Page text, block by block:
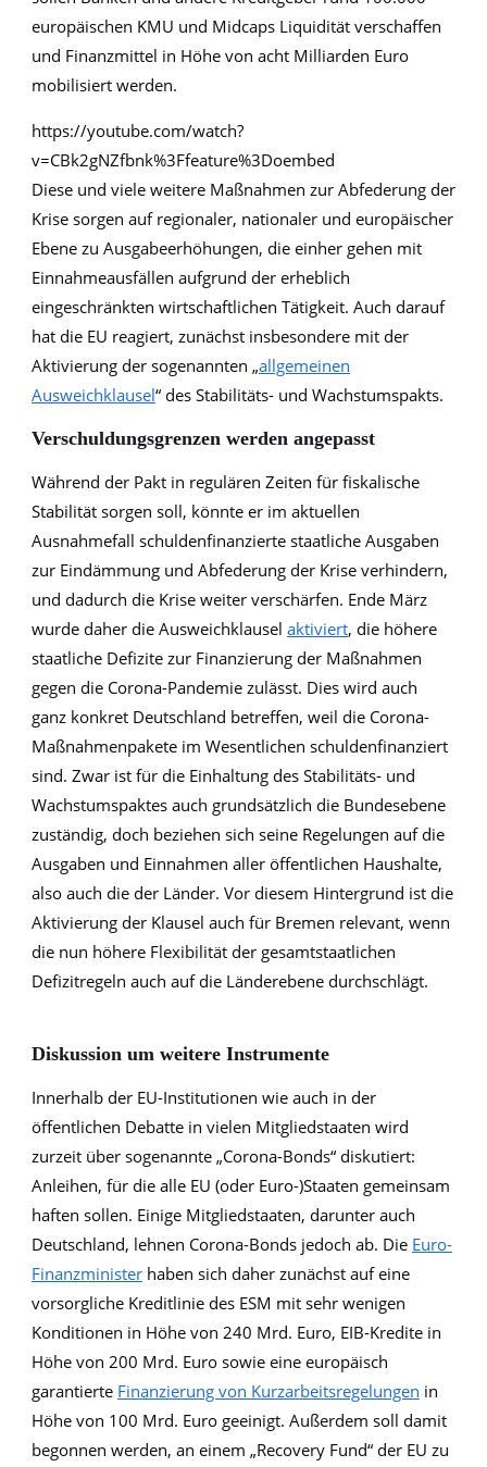
europäischen KMU und Midcaps Liquidität verschaffen
und Finanzmittel in Höhe von acht Milliarden Euro
mobilisiert werden.
https://youtube.com/watch?
v=CBk2gNZfbnk%3Ffeature%3Doembed
Diese und viele weitere Maßnahmen zur Abfederung der
Krise sorgen auf regionaler, nationaler und europäischer
Ebene zu Ausgabeerhöhungen, die einher gehen mit
Einnahmeausfällen aufgrund der erheblich
eingeschränkten wirtschaftlichen Tätigkeit. Auch darauf
hat die EU reagiert, zunächst insbesondere mit der
Aktivierung der sogenannten „allgemeinen
Ausweichklausel“ des Stabilitäts- und Wachstumspakts.
Verschuldungsgrenzen werden angepasst
Während der Pakt in regulären Zeiten für fiskalische
Stabilität sorgen soll, könnte er im aktuellen
Ausnahmefall schuldenfinanzierte staatliche Ausgaben
zur Eindämmung und Abfederung der Krise verhindern,
und dadurch die Krise weiter verschärfen. Ende März
wurde daher die Ausweichklausel aktiviert, die höhere
staatliche Defizite zur Finanzierung der Maßnahmen
gegen die Corona-Pandemie zulässt. Dies wird auch
ganz konkret Deutschland betreffen, weil die Corona-
Maßnahmenpakete im Wesentlichen schuldenfinanziert
sind. Zwar ist für die Einhaltung des Stabilitäts- und
Wachstumspaktes auch grundsätzlich die Bundesebene
zuständig, doch beziehen sich seine Regelungen auf die
Ausgaben und Einnahmen aller öffentlichen Haushalte,
also auch die der Länder. Vor diesem Hintergrund ist die
Aktivierung der Klausel auch für Bremen relevant, wenn
die nun höhere Flexibilität der gesamtstaatlichen
Defizitregeln auch auf die Länderebene durchschlägt.
Diskussion um weitere Instrumente
Innerhalb der EU-Institutionen wie auch in der
öffentlichen Debatte in vielen Mitgliedstaaten wird
zurzeit über sogenannte „Corona-Bonds“ diskutiert:
Anleihen, für die alle EU (oder Euro-)Staaten gemeinsam
haften sollen. Einige Mitgliedstaaten, darunter auch
Deutschland, lehnen Corona-Bonds jedoch ab. Die Euro-
Finanzministerhaben sich daher zunächst auf eine
vorsorgliche Kreditlinie des ESM mit sehr wenigen
Konditionen in Höhe von 240 Mrd. Euro, EIB-Kredite in
Höhe von 200 Mrd. Euro sowie eine europäisch
garantierte Finanzierung von Kurzarbeitsregelungen in
Höhe von 100 Mrd. Euro geeinigt. Außerdem soll damit
begonnen werden, an einem „Recovery Fund“ der EU zu